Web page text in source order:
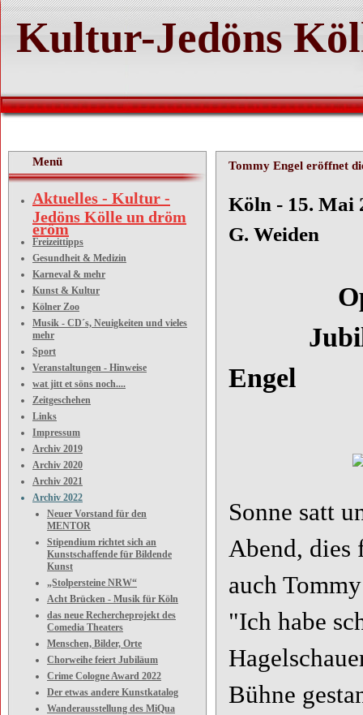
Kultur-Jedöns
Menü
Aktuelles - Kultur -
Jedöns Kölle un dröm
eröm
Freizeittipps
Gesundheit & Medizin
Karneval & mehr
Kunst & Kultur
Kölner Zoo
Musik - CD´s, Neuigkeiten und vieles
mehr
Sport
Veranstaltungen - Hinweise
wat jitt et söns noch....
Zeitgeschehen
Links
Impressum
Archiv 2019
Archiv 2020
Archiv 2021
Archiv 2022
Neuer Vorstand für den
MENTOR
Stipendium richtet sich an
Kunstschaffende für Bildende
Kunst
„Stolpersteine NRW“
Acht Brücken - Musik für Köln
das neue Rechercheprojekt des
Comedia Theaters
Menschen, Bilder, Orte
Chorweihe feiert Jubiläum
Crime Cologne Award 2022
Der etwas andere Kunstkatalog
Wanderausstellung des MiQua
Tommy Engel eröffnet
G. Weiden
Open-
Engel
Sonne satt
Abend, dies
auch
"Ich habe
Bühne